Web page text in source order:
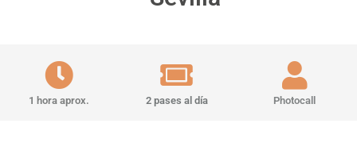
1 hora aprox. 2 pases al día Photocall